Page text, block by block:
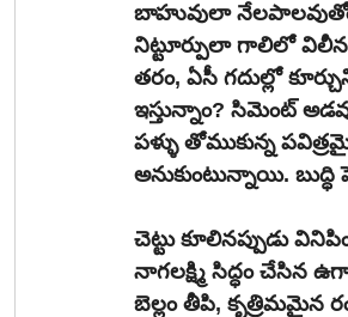
బాహువులా
నిట్టూర్పులా గాలిలో
తరం, ఏసీ గదుల్లో
ఇస్తున్నాం? సిమెంట్
పళ్ళు తోముకున్న
అనుకుంటున్నాయి.
చెట్టు కూలినప్పుడు
నాగలక్ష్మి సిద్ధం చేసిన
బెల్లం తీపి, కృత్రిమమైన